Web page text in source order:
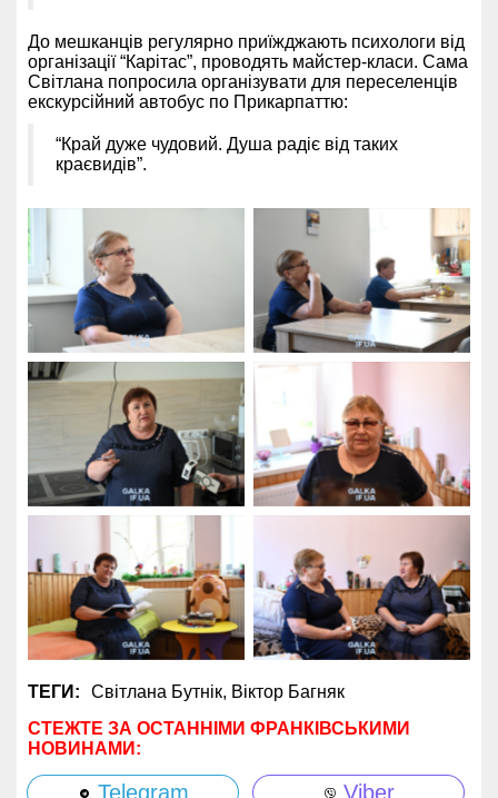
До мешканців регулярно приїжджають психологи від
організації “Карітас”, проводять майстер-класи. Сама
Світлана попросила організувати для переселенців
екскурсійний автобус по Прикарпаттю:
“Край дуже чудовий. Душа радіє від таких
краєвидів”.
ТЕГИ: Світлана Бутнік, Віктор Багняк
СТЕЖТЕ ЗА ОСТАННІМИ ФРАНКІВСЬКИМИ
НОВИНАМИ:
Telegram
Viber